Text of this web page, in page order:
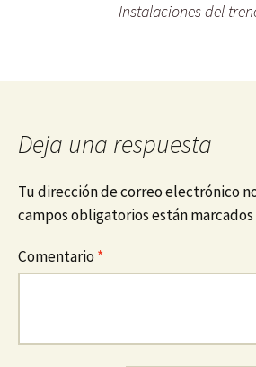
Instalaciones del
Deja una respuesta
Tu dirección de correo electrónico
campos obligatorios están marcados
Comentario*